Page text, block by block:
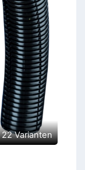
Varianten